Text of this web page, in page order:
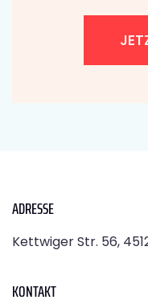
ADRESSE
Kettwiger Str. 56,
KONTAKT